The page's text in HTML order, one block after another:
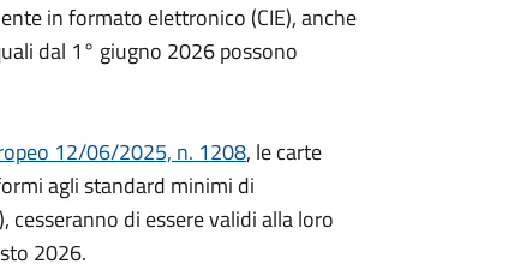
in formato elettronico (CIE), anche
dal 1° giugno 2026 possono
12/06/2025, n. 1208, le carte
agli standard minimi di
cesseranno di essere validi alla loro
2026.